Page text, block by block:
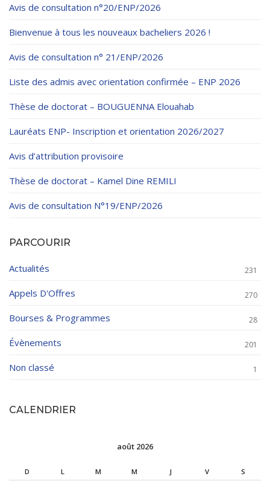
Classes Préparatoires
Avis de consultation n°20/ENP/2026
Bienvenue à tous les nouveaux bacheliers 2026 !
Avis de consultation n° 21/ENP/2026
Liste des admis avec orientation confirmée – ENP 2026
Thèse de doctorat – BOUGUENNA Elouahab
Lauréats ENP- Inscription et orientation 2026/2027
Avis d’attribution provisoire
Thèse de doctorat – Kamel Dine REMILI
Avis de consultation N°19/ENP/2026
PARCOURIR
Actualités 231
Appels D'Offres 270
Bourses & Programmes 28
Évènements 201
Non classé 1
CALENDRIER
août 2026
D L M M J V
S